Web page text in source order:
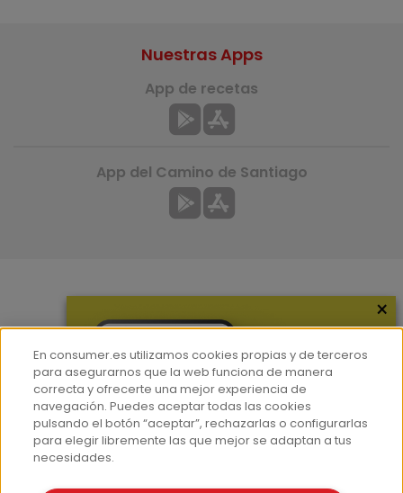
Hemeroteca
Contacto
Prensa
Corpus Lingüístico Consumer
Nuestras Apps
App de recetas
App del Camino de Santiago
×
En consumer.es utilizamos cookies propias y de terceros
para asegurarnos que la web funciona de manera
correcta y ofrecerte una mejor experiencia de
navegación. Puedes aceptar todas las cookies
pulsando el botón “aceptar”, rechazarlas o configurarlas
para elegir libremente las que mejor se adaptan a tus
necesidades.